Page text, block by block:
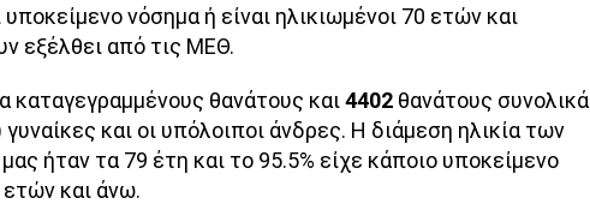
νόσημα ή είναι ηλικιωμένοι 70 ετών και
εξέλθει από τις ΜΕΘ.
καταγεγραμμένους θανάτους και4402 θανάτους συνολικά
και οι υπόλοιποι άνδρες. Η διάμεση ηλικία των
ήταν τα 79 έτη και το 95.5% είχε κάποιο υποκείμενο
ετών και άνω.